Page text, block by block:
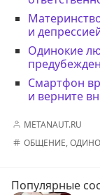
и
Одинокие
Смартфон
и верните
METANAUT.RU
ОБЩЕНИЕ,
Популярные